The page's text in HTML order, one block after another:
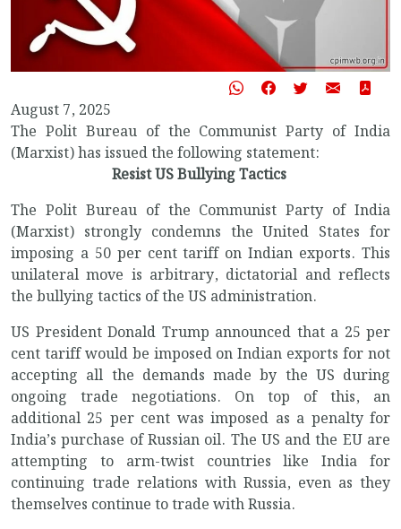
August 7, 2025
The Polit Bureau of the Communist Party of India
(Marxist) has issued the following statement:
Resist US Bullying Tactics
The Polit Bureau of the Communist Party of India
(Marxist) strongly condemns the United States for
imposing a 50 per cent tariff on Indian exports. This
unilateral move is arbitrary, dictatorial and reflects
the bullying tactics of the US administration.
US President Donald Trump announced that a 25 per
cent tariff would be imposed on Indian exports for not
accepting all the demands made by the US during
ongoing trade negotiations. On top of this, an
additional 25 per cent was imposed as a penalty for
India’s purchase of Russian oil. The US and the EU are
attempting to arm-twist countries like India for
continuing trade relations with Russia, even as they
themselves continue to trade with Russia.